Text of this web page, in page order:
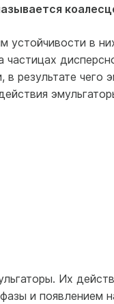
устойчивости в
частицах
результате чего
Их
и появлением